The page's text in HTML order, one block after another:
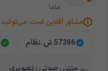
ماما
مشاور آفلاین است.
57386 ش.نظام
متنی ، صوتی ، تصویری